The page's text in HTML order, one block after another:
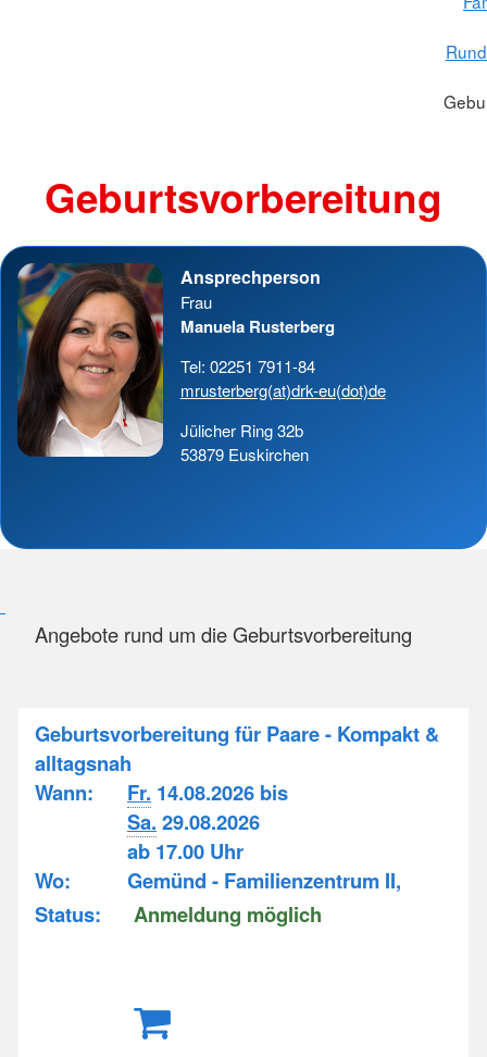
Geburtsvorbereitung
Ansprechperson
Frau
Manuela Rusterberg
Tel: 02251 7911-84
mrusterberg(at)drk-eu(dot)de
Jülicher Ring 32b
53879 Euskirchen
Angebote rund um die Geburtsvorbereitung
Geburtsvorbereitung für Paare - Kompakt &
alltagsnah
Wann:
Fr. 14.08.2026 bis
Sa. 29.08.2026
ab 17.00 Uhr
Wo:
Gemünd - Familienzentrum II,
Status:
Anmeldung möglich